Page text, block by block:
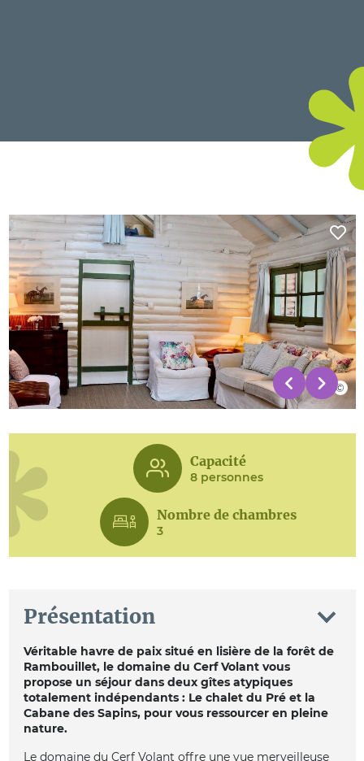
Capacité
8 personnes
Nombre de chambres
3
Présentation
Véritable havre de paix situé en lisière de la forêt de
Rambouillet, le domaine du Cerf Volant vous
propose un séjour dans deux gîtes atypiques
totalement indépendants : Le chalet du Pré et la
Cabane des Sapins, pour vous ressourcer en pleine
nature.
Le domaine du Cerf Volant offre une vue merveilleuse